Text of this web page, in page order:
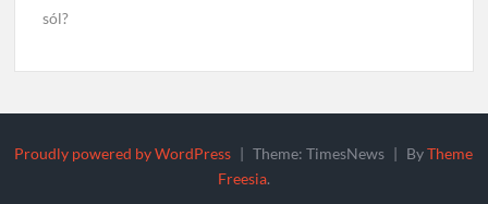
sól?
Proudly powered by WordPress | Theme: TimesNews | ByTheme
Freesia.